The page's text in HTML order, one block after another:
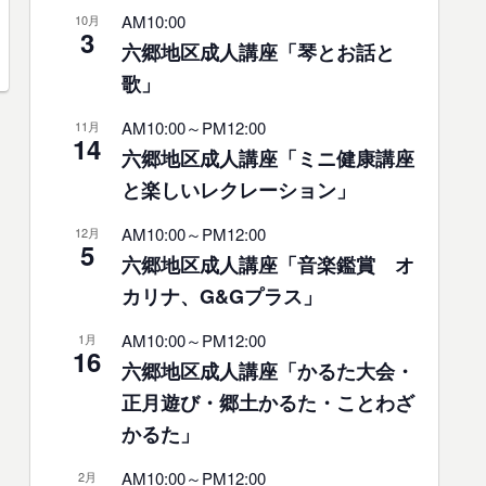
10月
3
AM10:00
六郷地区成人講座「琴とお話と
歌」
11月
14
AM10:00～PM12:00
六郷地区成人講座「ミニ健康講座
と楽しいレクレーション」
12月
5
AM10:00～PM12:00
六郷地区成人講座「音楽鑑賞 オ
カリナ、G&Gプラス」
1月
16
AM10:00～PM12:00
六郷地区成人講座「かるた大会・
正月遊び・郷土かるた・ことわざ
かるた」
2月 AM10:00～PM12:00